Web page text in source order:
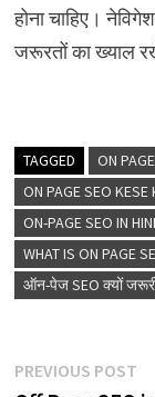
होना चाहिए।
जरूरतों का ख्याल
TAGGED ON
ON PAGE SEO KESE
ON-PAGE SEO IN
WHAT IS ON PAGE
ऑन-पेज SEO क्यों
Post
PREVIOUS POST